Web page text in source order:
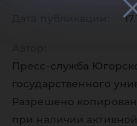
Пресс-служба
государственного
Разрешено
при наличии